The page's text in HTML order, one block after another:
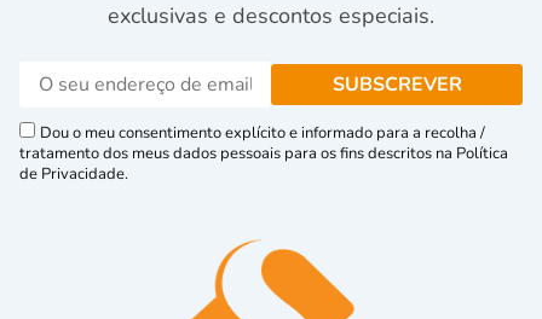
exclusivas e descontos especiais.
Dou o meu consentimento explícito e informado para a recolha /
tratamento dos meus dados pessoais para os fins descritos na Política
de Privacidade.